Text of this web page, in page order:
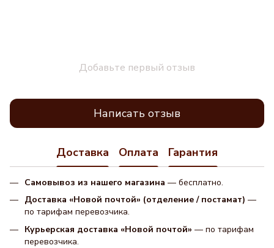
Добавьте первый отзыв
Написать отзыв
Доставка Оплата Гарантия
Самовывоз из нашего магазина — бесплатно.
Доставка «Новой почтой» (отделение / постамат) —
по тарифам перевозчика.
Курьерская доставка «Новой почтой» — по тарифам
перевозчика.